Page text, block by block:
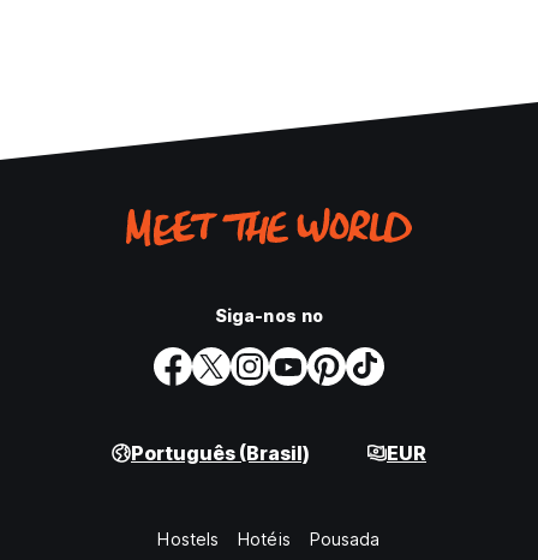
Siga-nos no
Português (Brasil) EUR
Hostels Hotéis Pousada